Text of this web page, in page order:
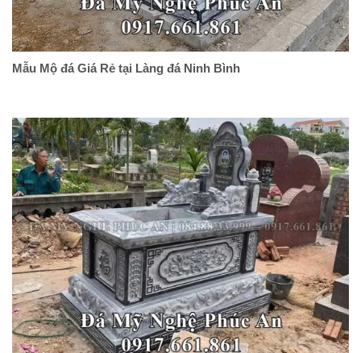
Mẫu Mộ đá Giá Rẻ tại Làng đá Ninh Bình